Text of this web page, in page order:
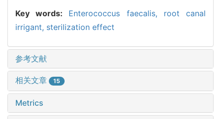
Key words: Enterococcus faecalis, root canal
irrigant, sterilization effect
参考文献
相关文章 15
Metrics